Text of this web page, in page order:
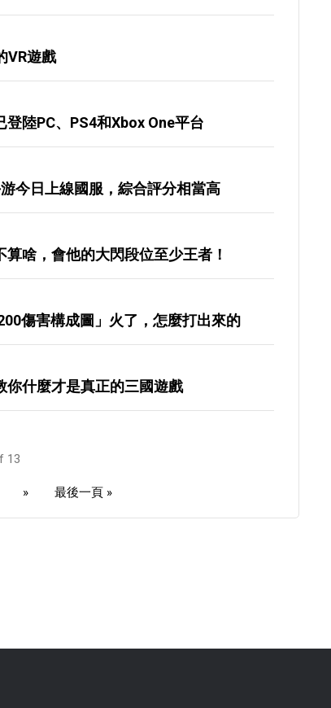
VR遊戲
登陸PC、PS4和Xbox One平台
今日上線國服，綜合評分相當高
啥，會他的大閃段位至少王者！
傷害構成圖」火了，怎麼打出來的
你什麼才是真正的三國遊戲
13
» 最後一頁 »